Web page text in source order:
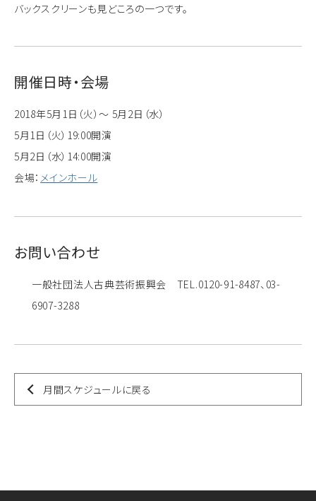
バックスクリーンも見どころの一つです。
開催日時・会場
2018年5月1日（火）～ 5月2日（水）
5月1日（火）19:00開演
5月2日（水）14:00開演
会場： メインホール
お問い合わせ
一般社団法人古典芸術振興会 TEL.0120-91-8487、03-
6907-3288
月間スケジュールに戻る